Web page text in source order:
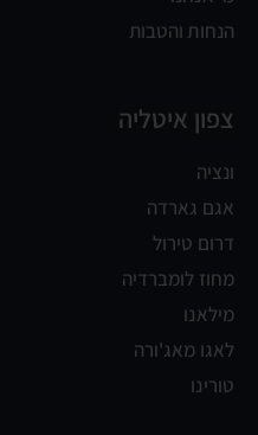
הנחות והטבות
צפון איטליה
ונציה
אגם גארדה
דרום טירול
מחוז לומברדיה
מילאנו
לאגו מאג'ורה
טורינו